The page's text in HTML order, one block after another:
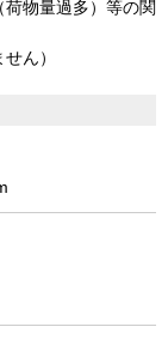
物量過多）等の関
ん）